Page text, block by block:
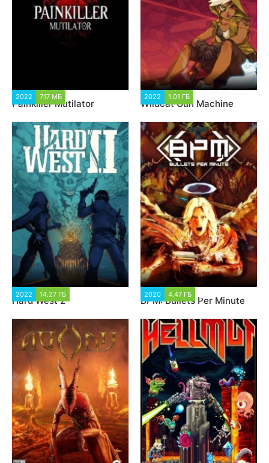
2022 717 МБ
Painkiller Mutilator
2022 1.01 ГБ
Wildcat Gun Machine
2022 14.27 ГБ
Hard West 2
2020 4.47 ГБ
BPM: Bullets Per Minute